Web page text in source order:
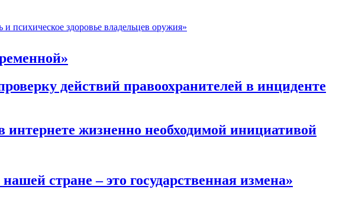
психическое здоровье владельцев оружия»
действий правоохранителей в инциденте
жизненно необходимой инициативой
стране – это государственная измена»